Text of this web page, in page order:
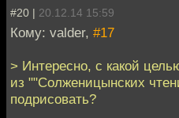
#20 | 20.12.14 15:59
Кому: valder, #17
> Интересно, с какой
из ""Солженицынских
подрисовать?